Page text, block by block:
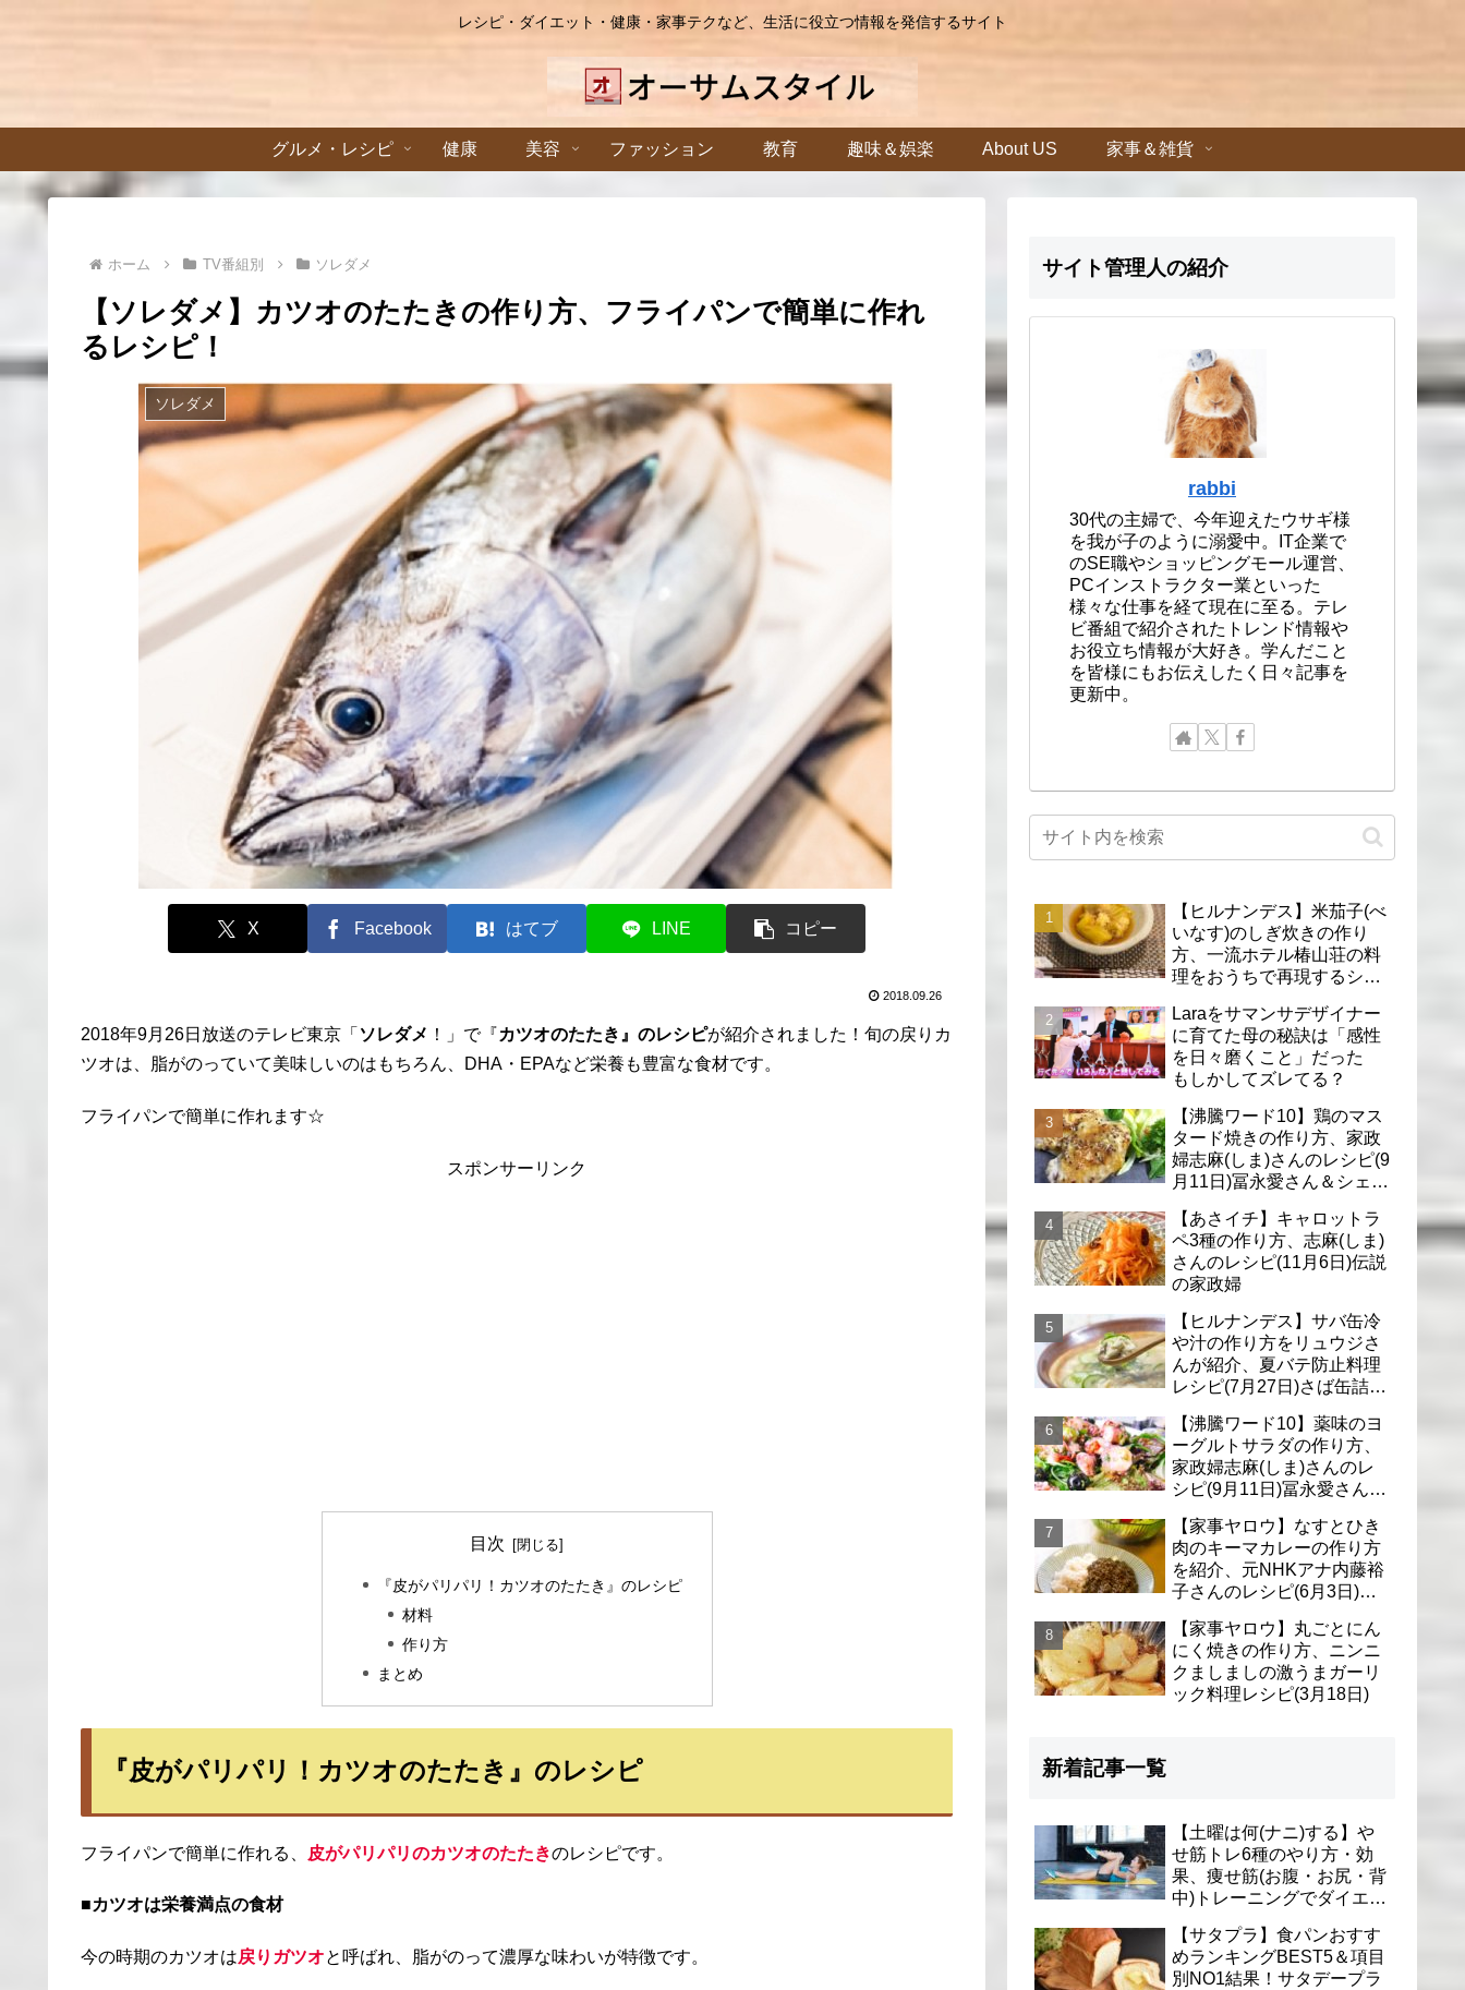
レシピ・ダイエット・健康・家事テクなど、生活に役立つ情報を発信するサイト
グルメ・レシピ 健康 美容 ファッション 教育 趣味＆娯楽 About US 家事＆雑貨
ホーム TV番組別 ソレダメ
【ソレダメ】カツオのたたきの作り方、フライパンで簡単に作れ
るレシピ！
ソレダメ
X Facebook はてブ LINE コピー
2018.09.26
2018年9月26日放送のテレビ東京「 ソレダメ ！」で『カツオのたたき』のレシピが紹介されました！旬の戻りカ
ツオは、脂がのっていて美味しいのはもちろん、DHA・EPAなど栄養も豊富な食材です。
フライパンで簡単に作れます☆
スポンサーリンク
目次
『皮がパリパリ！カツオのたたき』のレシピ
材料
作り方
まとめ
『皮がパリパリ！カツオのたたき』のレシピ
フライパンで簡単に作れる、 皮がパリパリのカツオのたたきのレシピです。
■カツオは栄養満点の食材
今の時期のカツオは戻りガツオと呼ばれ、脂がのって濃厚な味わいが特徴です。
サイト管理人の紹介
rabbi
30代の主婦で、今年迎えたウサギ様
を我が子のように溺愛中。IT企業で
のSE職やショッピングモール運営、
PCインストラクター業といった
様々な仕事を経て現在に至る。テレ
ビ番組で紹介されたトレンド情報や
お役立ち情報が大好き。学んだこと
を皆様にもお伝えしたく日々記事を
更新中。
【ヒルナンデス】米茄子(べ
いなす)のしぎ炊きの作り
方、一流ホテル椿山荘の料
理をおうちで再現するシェ
Laraをサマンサデザイナー
に育てた母の秘訣は「感性
を日々磨くこと」だった
もしかしてズレてる？
【沸騰ワード10】鶏のマス
タード焼きの作り方、家政
婦志麻(しま)さんのレシピ(9
月11日)冨永愛さん＆シェリ
【あさイチ】キャロットラ
ペ3種の作り方、志麻(しま)
さんのレシピ(11月6日)伝説
の家政婦
【ヒルナンデス】サバ缶冷
や汁の作り方をリュウジさ
んが紹介、夏バテ防止料理
レシピ(7月27日)さば缶詰で
【沸騰ワード10】薬味のヨ
ーグルトサラダの作り方、
家政婦志麻(しま)さんのレ
シピ(9月11日)冨永愛さん＆
【家事ヤロウ】なすとひき
肉のキーマカレーの作り方
を紹介、元NHKアナ内藤裕
子さんのレシピ(6月3日)リ
【家事ヤロウ】丸ごとにん
にく焼きの作り方、ニンニ
クましましの激うまガーリ
ック料理レシピ(3月18日)
新着記事一覧
【土曜は何(ナニ)する】や
せ筋トレ6種のやり方・効
果、痩せ筋(お腹・お尻・背
中)トレーニングでダイエッ
【サタプラ】食パンおすす
めランキングBEST5＆項目
別NO1結果！サタデープラ